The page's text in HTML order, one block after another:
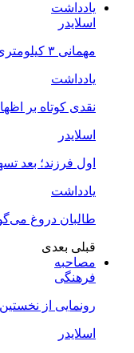
یادداشت
اسلایدر
مهمانی ۳ کیلومتری خرم آباد؛ کاری بزرگ با چند نقد کوچک
یادداشت
نقدی کوتاه بر
اسلایدر
اول فرزند؛ بعد
یادداشت
طالبان دروغ
قبلی بعدی
مصاحبه
فرهنگی
رونمایی از
اسلایدر